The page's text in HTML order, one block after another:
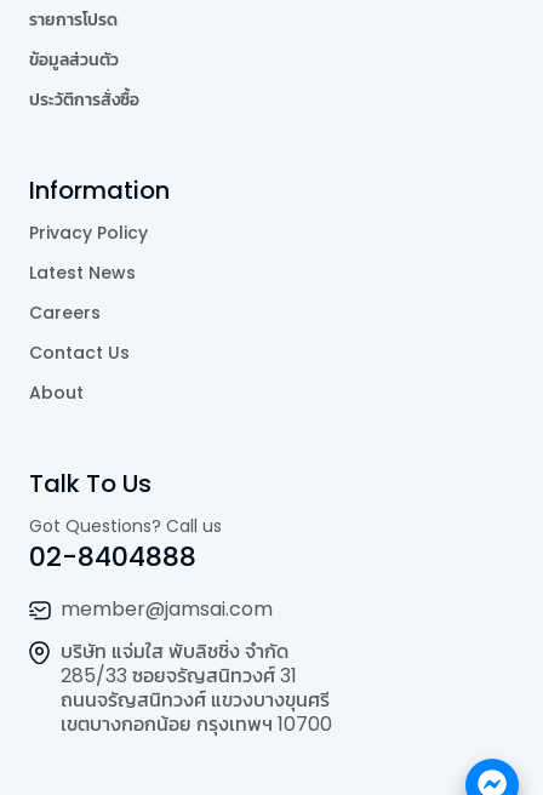
รายการโปรด
ข้อมูลส่วนตัว
ประวัติการสั่งซื้อ
Information
Privacy Policy
Latest News
Careers
Contact Us
About
Talk To Us
Got Questions? Call us
02-8404888
member@jamsai.com
บริษัท แจ่มใส พับลิชชิ่ง จำกัด
285/33 ซอยจรัญสนิทวงศ์ 31
ถนนจรัญสนิทวงศ์ แขวงบางขุนศรี
เขตบางกอกน้อย กรุงเทพฯ 10700